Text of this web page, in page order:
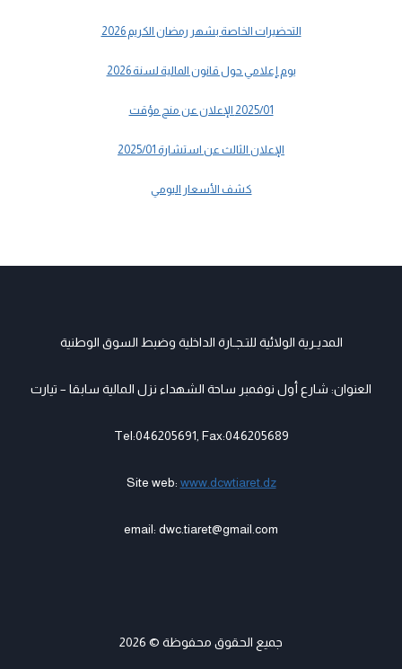
التحضيرات الخاصة بشهر رمضان الكريم 2026
يوم إعلامي حول قانون المالية لسنة 2026
2025/01 الإعلان عن منح مؤقت
الإعلان الثالث عن استشارة 2025/01
كشف الأسعار اليومي
المديـرية الولائية للتـجـارة الداخلية وضبط السوق الوطنية
العنوان: شارع أول نوفمبر ساحة الشهداء نزل المالية سابقا – تيارت
Tel:046205691, Fax:046205689
Site web: www.dcwtiaret.dz
email: dwc.tiaret@gmail.com
جميع الحقوق محفوظة © 2026